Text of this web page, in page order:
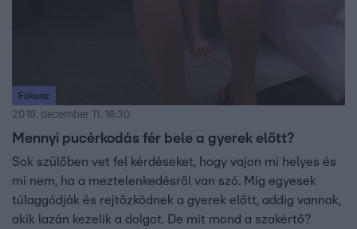
Fókusz
2018. december 11. 16:30
Mennyi pucérkodás fér bele a gyerek előtt?
Sok szülőben vet fel kérdéseket, hogy vajon mi helyes és
mi nem, ha a meztelenkedésről van szó. Míg egyesek
túlaggódják és rejtőzködnek a gyerek előtt, addig vannak,
akik lazán kezelik a dolgot. De mit mond a szakértő?